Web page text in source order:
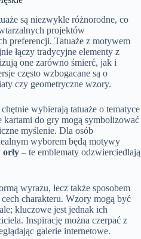
są niezwykle różnorodne, co
projektów
preferencji. Tatuaże z motywem
łączy tradycyjne elementy z
one zarówno śmierć, jak i
często wzbogacane są o
czy geometryczne wzory.
wybierają tatuaże o tematyce
do gry mogą symbolizować
myślenie. Dla osób
wyborem będą motywy
orły – te emblematy odzwierciedlają
wyrazu, lecz także sposobem
charakteru. Wzory mogą być
kluczowe jest jednak ich
Inspirację można czerpać z
galerie internetowe.